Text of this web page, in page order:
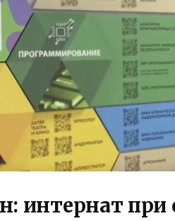
интернат при